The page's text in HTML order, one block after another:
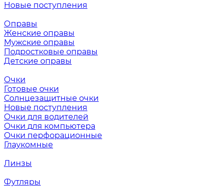
Новые поступления
Оправы
Женские оправы
Мужские оправы
Подростковые оправы
Детские оправы
Очки
Готовые очки
Солнцезащитные очки
Новые поступления
Очки для водителей
Очки для компьютера
Очки перфорационные
Глаукомные
Линзы
Футляры